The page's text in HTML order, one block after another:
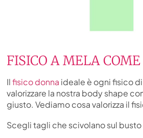
FISICO A MELA
Ilfisico donna ideale è ogni fisico
valorizzare la nostra body shape
giusto. Vediamo cosa valorizza il
Scegli tagli che scivolano sul busto